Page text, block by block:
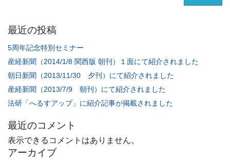
最近の投稿
5周年記念特別セミナー
産経新聞（2014/1/8 関西版 朝刊）１面にて紹介されました
朝日新聞（2013/11/30 夕刊）にて紹介されました
産経新聞（2013/7/9 朝刊）にて紹介されました
法研「へるすアップ」に紹介記事が掲載されました
最近のコメント
表示できるコメントはありません。
アーカイブ